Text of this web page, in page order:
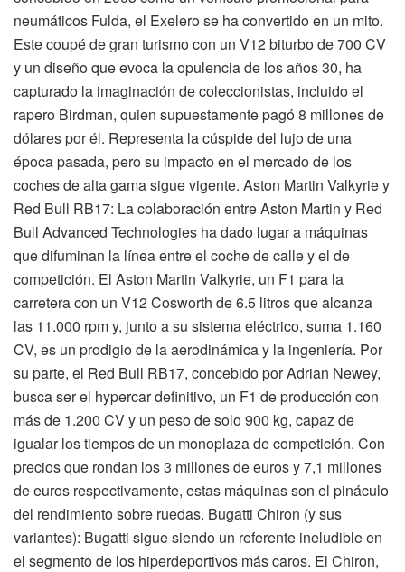
neumáticos Fulda, el Exelero se ha convertido en un mito.
Este coupé de gran turismo con un V12 biturbo de 700 CV
y un diseño que evoca la opulencia de los años 30, ha
capturado la imaginación de coleccionistas, incluido el
rapero Birdman, quien supuestamente pagó 8 millones de
dólares por él. Representa la cúspide del lujo de una
época pasada, pero su impacto en el mercado de los
coches de alta gama sigue vigente. Aston Martin Valkyrie y
Red Bull RB17: La colaboración entre Aston Martin y Red
Bull Advanced Technologies ha dado lugar a máquinas
que difuminan la línea entre el coche de calle y el de
competición. El Aston Martin Valkyrie, un F1 para la
carretera con un V12 Cosworth de 6.5 litros que alcanza
las 11.000 rpm y, junto a su sistema eléctrico, suma 1.160
CV, es un prodigio de la aerodinámica y la ingeniería. Por
su parte, el Red Bull RB17, concebido por Adrian Newey,
busca ser el hypercar definitivo, un F1 de producción con
más de 1.200 CV y un peso de solo 900 kg, capaz de
igualar los tiempos de un monoplaza de competición. Con
precios que rondan los 3 millones de euros y 7,1 millones
de euros respectivamente, estas máquinas son el pináculo
del rendimiento sobre ruedas. Bugatti Chiron (y sus
variantes): Bugatti sigue siendo un referente ineludible en
el segmento de los hiperdeportivos más caros. El Chiron,